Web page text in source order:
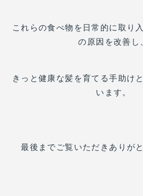
これらの食べ物を日常的に取り
の原因を改善し、
きっと健康な髪を育てる手助け
います。
最後までご覧いただきありが